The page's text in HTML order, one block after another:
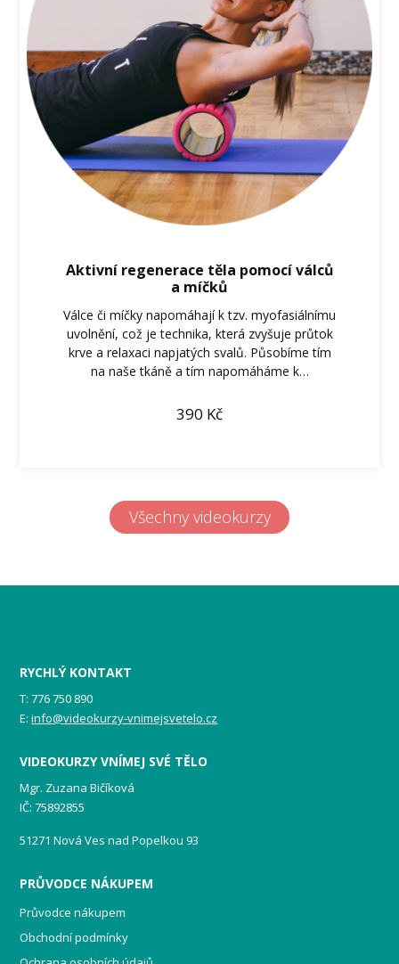
Aktivní regenerace těla pomocí válců
a míčků
Válce či míčky napomáhají k tzv. myofasiálnímu
uvolnění, což je technika, která zvyšuje průtok
krve a relaxaci napjatých svalů. Působíme tím
na naše tkáně a tím napomáháme k…
390 Kč
Všechny videokurzy
RYCHLÝ KONTAKT
T: 776 750 890
E:info@videokurzy-vnimejsvetelo.cz
VIDEOKURZY VNÍMEJ SVÉ TĚLO
Mgr. Zuzana Bičíková
IČ: 75892855
51271 Nová Ves nad Popelkou 93
PRŮVODCE NÁKUPEM
Průvodce nákupem
Obchodní podmínky